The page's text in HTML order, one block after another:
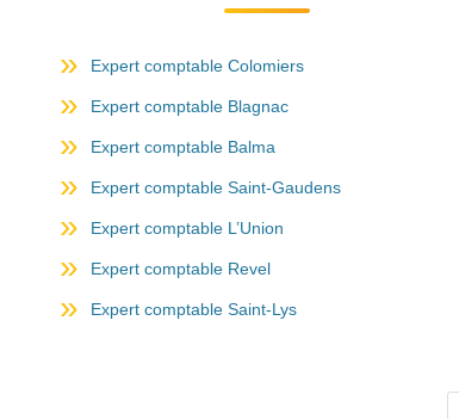
Expert comptable Colomiers
Expert comptable Blagnac
Expert comptable Balma
Expert comptable Saint-Gaudens
Expert comptable L’Union
Expert comptable Revel
Expert comptable Saint-Lys